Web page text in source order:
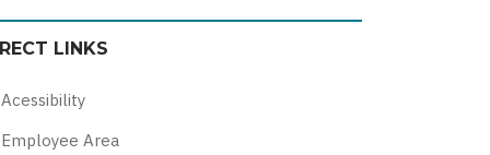
blue
theme
high
visibility
soft
theme
LINKS
Acessibility
Employee Area